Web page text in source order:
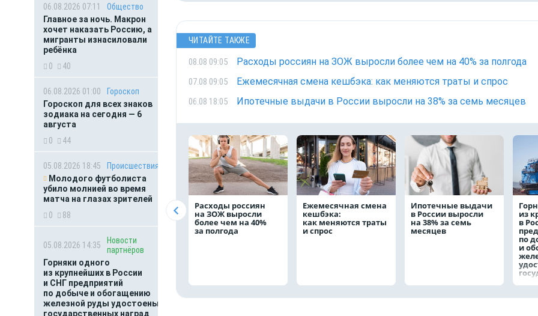
06.08.2026 07:11
Общество
Главное за ночь. Макрон
хочет наказать Россию, а
мигранты изнасиловали
ребёнка
0
40
06.08.2026 01:00
Гороскоп
Гороскоп для всех знаков
зодиака на сегодня — 6
августа
0
44
05.08.2026 18:45
Происшествия
Молодого футболиста
убило молнией во время
матча на глазах зрителей
0
88
05.08.2026 14:35
Новости
партнёров
Горняки одного
из крупнейших в России
и СНГ предприятий
по добыче и обогащению
железной руды удостоены
государственных наград
ЧИТАЙТЕ ТАКЖЕ
08.08 09:05 Расходы россиян на ЗОЖ выросли более чем на 40% за полгода
07.08 09:05 Ежемесячная смена кешбэка: как меняются траты и спрос
06.08 18:05 Ипотечные выдачи в России выросли на 38% за семь месяцев
Расходы россиян
на ЗОЖ выросли
более чем на 40%
за полгода
Ежемесячная смена
кешбэка:
как меняются траты
и спрос
Ипотечные выдачи
в России выросли
на 38% за семь
месяцев
из
в
по
и